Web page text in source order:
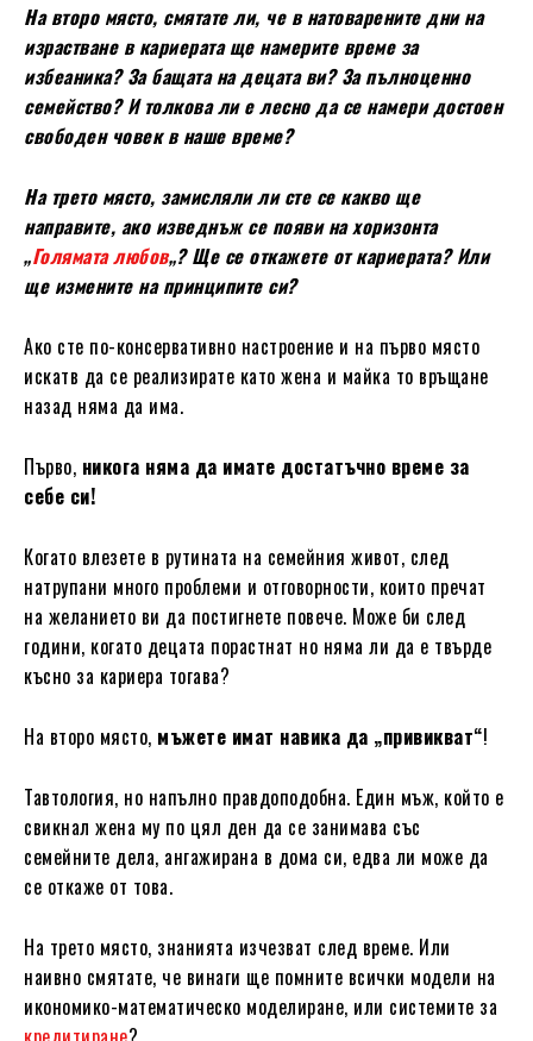
На второ място, смятате ли, че в натоварените дни на
израстване в кариерата ще намерите време за
избеаника? За бащата на децата ви? За пълноценно
семейство? И толкова ли е лесно да се намери достоен
свободен човек в наше време?
На трето място, замисляли ли сте се какво ще
направите, ако изведнъж се появи на хоризонта
„Голямата любов„? Ще се откажете от кариерата? Или
ще измените на принципите си?
Ако сте по-консервативно настроение и на първо място
искатв да се реализирате като жена и майка то връщане
назад няма да има.
Първо, никога няма да имате достатъчно време за
себе си!
Когато влезете в рутината на семейния живот, след
натрупани много проблеми и отговорности, които пречат
на желанието ви да постигнете повече. Може би след
години, когато децата порастнат но няма ли да е твърде
късно за кариера тогава?
На второ място, мъжете имат навика да „привикват“!
Тавтология, но напълно правдоподобна. Един мъж, който е
свикнал жена му по цял ден да се занимава със
семейните дела, ангажирана в дома си, едва ли може да
се откаже от това.
На трето място, знанията изчезват след време. Или
наивно смятате, че винаги ще помните всички модели на
икономико-математическо моделиране, или системите за